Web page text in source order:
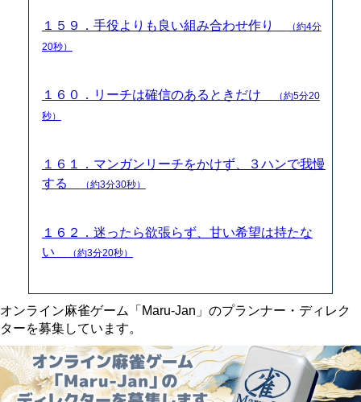
１５９．手役よりも良い組み合わせ作り
（約4分
20秒）
１６０．リーチは確信のあるときだけ
（約5分20
秒）
１６１．マンガンリーチをかけず、３ハンで我慢
する
（約3分30秒）
１６２．迷ったら欲張らず、甘い希望は持たな
い
（約3分20秒）
オンライン麻雀ゲーム「Maru-Jan」のプランナー・ディレク
ターを募集しています。